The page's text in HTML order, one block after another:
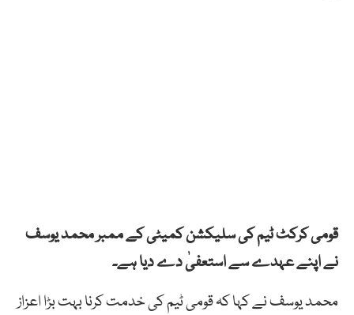
قومی کرکٹ ٹیم کی سلیکشن کمیٹی کے ممبر محمد یوسف
نے اپنے عہدے سے استعفیٰ دے دیا ہے۔
محمد یوسف نے کہا کہ قومی ٹیم کی خدمت کرنا بہت بڑا اعزاز